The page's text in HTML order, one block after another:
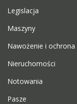
Legislacja
Maszyny
Nawożenie i ochrona
Nieruchomości
Notowania
Pasze